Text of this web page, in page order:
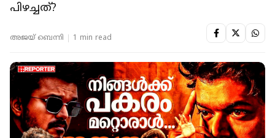
പിഴച്ചത്?
അജയ് ബെന്നി 1 min read